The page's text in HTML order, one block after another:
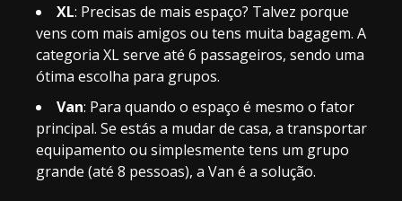
XL: Precisas de mais espaço? Talvez porque
vens com mais amigos ou tens muita bagagem. A
categoria XL serve até 6 passageiros, sendo uma
ótima escolha para grupos.
Van: Para quando o espaço é mesmo o fator
principal. Se estás a mudar de casa, a transportar
equipamento ou simplesmente tens um grupo
grande (até 8 pessoas), a Van é a solução.